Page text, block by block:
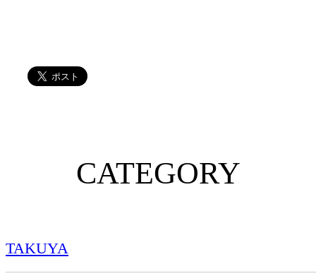
CATEGORY
TAKUYA